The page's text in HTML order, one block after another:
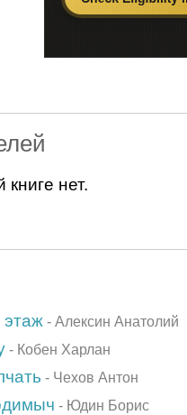
книге нет.
этаж - Алексин Анатолий
- Кобен Харлан
- Чехов Антон
- Юдин Борис